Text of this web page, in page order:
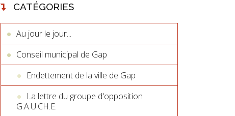
CATÉGORIES
Au jour le jour...
Conseil municipal de Gap
Endettement de la ville de Gap
La lettre du groupe d'opposition
G.A.U.CH.E.